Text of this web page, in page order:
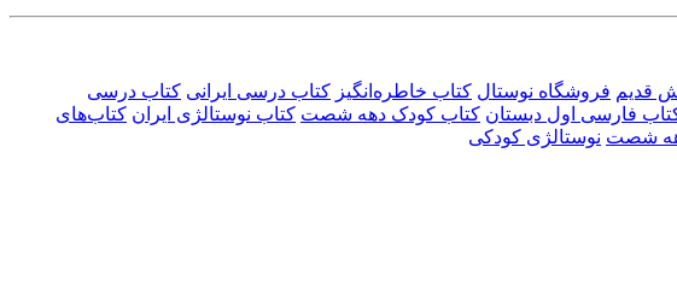
قدیم فروشگاه نوستال کتاب خاطره‌انگیز کتاب درسی ایرانی کتاب درسی
فارسی اول دبستان کتاب کودک دهه شصت کتاب نوستالژی ایران کتاب‌های
شصت نوستالژی کودکی